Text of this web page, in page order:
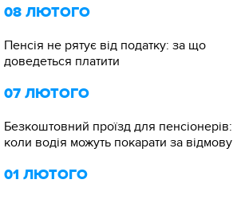
08 ЛЮТОГО
Пенсія не рятує від податку: за що
доведеться платити
07 ЛЮТОГО
Безкоштовний проїзд для пенсіонерів:
коли водія можуть покарати за відмову
01 ЛЮТОГО